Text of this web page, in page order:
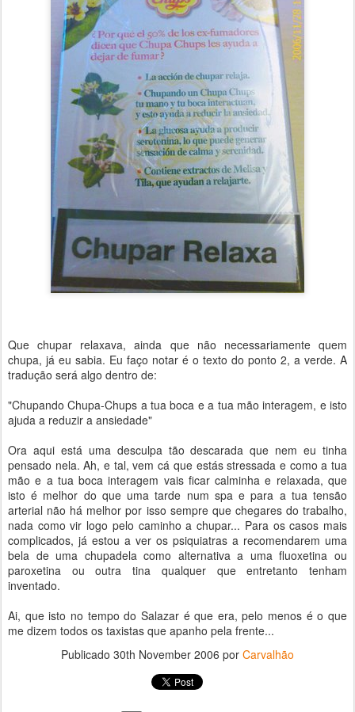
Que chupar relaxava, ainda que não necessariamente quem
chupa, já eu sabia. Eu faço notar é o texto do ponto 2, a verde. A
tradução será algo dentro de:
"Chupando Chupa-Chups a tua boca e a tua mão interagem, e isto
ajuda a reduzir a ansiedade"
Ora aqui está uma desculpa tão descarada que nem eu tinha
pensado nela. Ah, e tal, vem cá que estás stressada e como a tua
mão e a tua boca interagem vais ficar calminha e relaxada, que
isto é melhor do que uma tarde num spa e para a tua tensão
arterial não há melhor por isso sempre que chegares do trabalho,
nada como vir logo pelo caminho a chupar... Para os casos mais
complicados, já estou a ver os psiquiatras a recomendarem uma
bela de uma chupadela como alternativa a uma fluoxetina ou
paroxetina ou outra tina qualquer que entretanto tenham
inventado.
Ai, que isto no tempo do Salazar é que era, pelo menos é o que
me dizem todos os taxistas que apanho pela frente...
Publicado 30th November 2006 por Carvalhão